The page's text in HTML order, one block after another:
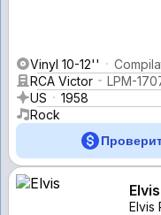
Vinyl 10-12''
RCA Victor
LPM-
US
1958
Rock
Elvis
Elvis